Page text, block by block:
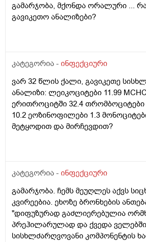
მცირედ ინფილტრირებულია,
დიფერენცირდება. დიაფრაგმის
გამარჯობა, მქონდა ორალური ...
გავიკეთო ანალიზები?
კატეგორია - ინფექციური
ვარ 32 წლის ქალი, გავიკეთე
ანალიზი: ლეიკოციტები 11.99
ერითროციტში 32.4 თრომბოციტები
10.2 ეოზინოფილები 1.3
მეტყოდით და მირჩევდით?
კატეგორია - ინფექციური
გამარჯობა. ჩემს მეუღლეს აქვს
კვირეებია. ეხოზე ბრონხების
"დიფუზურად გაძლიერებულია
პრეჰილარულად და ქვედა
სისხლძარღვოვანი კომპონენტის